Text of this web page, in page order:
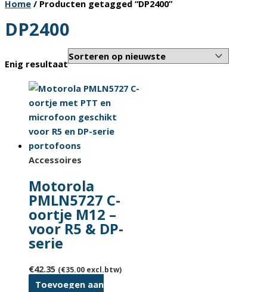
Home / Producten getagged “DP2400”
DP2400
Enig resultaat
Accessoires
Motorola
PMLN5727 C-
oortje M12 –
voor R5 & DP-
serie
€42.35 (€35.00 excl.btw)
Toevoegen aan